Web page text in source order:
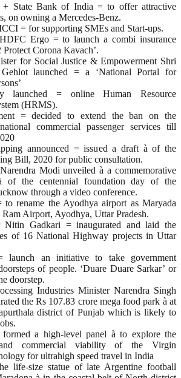
+ State Bank of India = to offer attractive
on owning a Mercedes-Benz.
= for supporting SMEs and Start-ups.
Ergo = to launch a combi insurance
Corona Kavach’.
for Social Justice & Empowerment Shri
Gehlot launched = a ‘National Portal for
launched = online Human Resource
(HRMS).
= decided to extend the ban on the
commercial passenger services till
announced = issued a draft à of the
Bill, 2020 for public consultation.
Modi unveiled à a commemorative
of the centennial foundation day of the
through a video conference.
to rename the Ayodhya airport as Maryada
Ram Airport, Ayodhya, Uttar Pradesh.
Nitin Gadkari = inaugurated and laid the
of 16 National Highway projects in Uttar
launch an initiative to take government
of people. ‘Duare Duare Sarkar’ or
doorstep.
Industries Minister Narendra Singh
the Rs 107.83 crore mega food park à at
district of Punjab which is likely to
a high-level panel à to explore the
and commercial viability of the Virgin
for ultrahigh speed travel in India
life-size statue of late Argentine football